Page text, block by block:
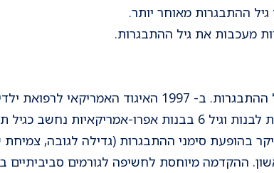
ההתבגרות מאוחר יותר.
מעכבות את גיל ההתבגרות.
בשנים האחרונות אנו רואים הקדמה של גיל ההתבגרות. ב- 1997
להגדרות גיל ההתבגרות וקבע שגיל 7 בבנות לבנות וגיל 6 בבנות
בהופעת סימני ההתבגרות (גדילה לגובה, צמיחת
ההקדמה מיוחסת לחשיפה לגורמים סביביתיים